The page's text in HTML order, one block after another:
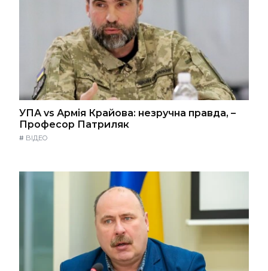
УПА vs Армія Крайова: незручна правда, –
Професор Патриляк
# ВІДЕО